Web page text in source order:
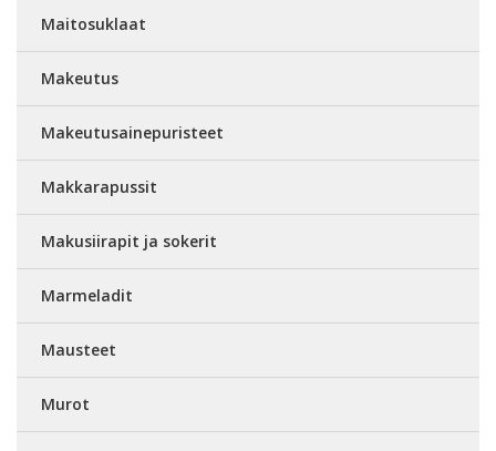
Maitosuklaat
Makeutus
Makeutusainepuristeet
Makkarapussit
Makusiirapit ja sokerit
Marmeladit
Mausteet
Murot